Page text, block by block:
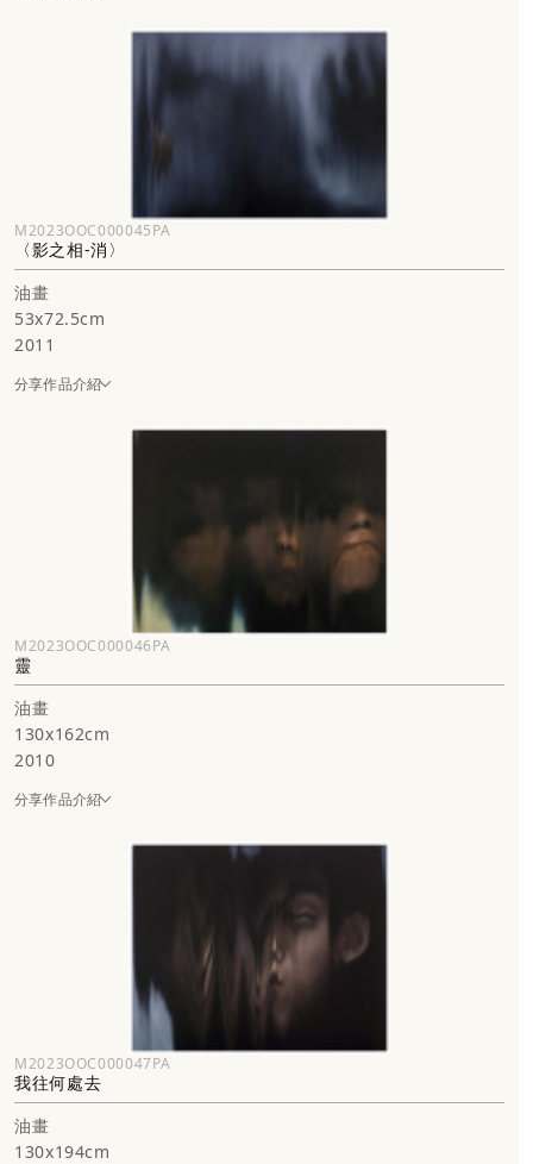
M2023OOC000045PA
〈影之相-消〉
油畫
53x72.5cm
2011
分享作品介紹
M2023OOC000046PA
靈
油畫
130x162cm
2010
分享作品介紹
M2023OOC000047PA
我往何處去
油畫
130x194cm